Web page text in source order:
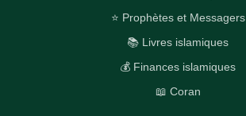
⭐ Prophètes et Messagers
📚 Livres islamiques
💰 Finances islamiques
📖 Coran